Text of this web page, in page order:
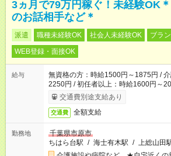
3ヵ月で79万円稼ぐ！未経験OK
のお話相手など＊
派遣 職種未経験OK 社会人未経験OK
ブラ
WEB登録・面接OK
給与
無資格の方：時給1500円～1875円 /
2250円 / 初任者以上：時給1600円～
交通費別途支給あり
交通費 全額支給
勤務地
千葉県市原市
ちはら台駅 / 海士有木駅 / 上総山田